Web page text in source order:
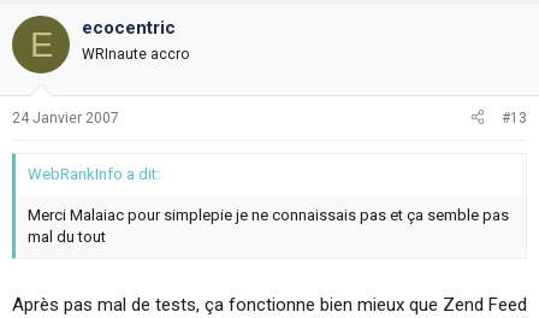
E ecocentric
WRInaute accro
24 Janvier 2007 #13
WebRankInfo a dit:
Merci Malaiac pour simplepie je ne connaissais pas et ça semble pas
mal du tout
Après pas mal de tests, ça fonctionne bien mieux que Zend Feed